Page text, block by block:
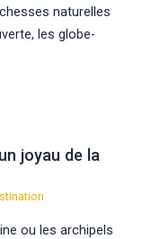
naturelles
les globe-
joyau de la
ou les archipels